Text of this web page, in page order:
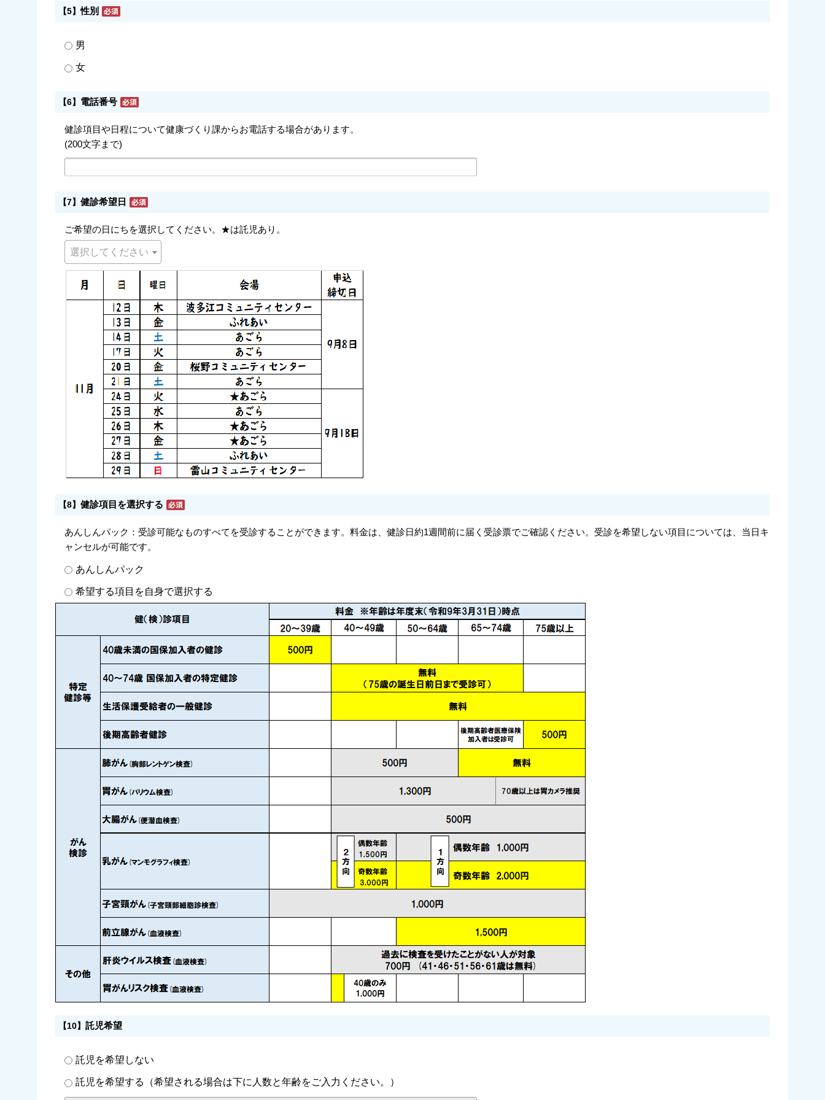
【5】性別
男
女
【6】 電話番号
健診項目や日程について健康づくり課からお電話する場合があります。
(200文字まで)
【7】 健診希望日
ご希望の日にちを選択してください。★は託児あり。
選択してください
【8】 健診項目を選択する
あんしんパック：受診可能なものすべてを受診することができます。料金は、健診日約1週間前に届く受診票でご確認ください。受診を希望しない項目については、当日キ
ャンセルが可能です。
あんしんパック
希望する項目を自身で選択する
【10】 託児希望
託児を希望しない
託児を希望する（希望される場合は下に人数と年齢をご入力ください。）